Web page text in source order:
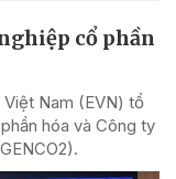
cổ phần
Nam (EVN) tổ
hóa và Công ty